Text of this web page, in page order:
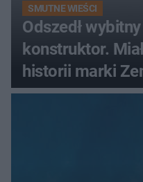
SMUTNE WIEŚCI
Odszedł
konstruktor.
historii marki